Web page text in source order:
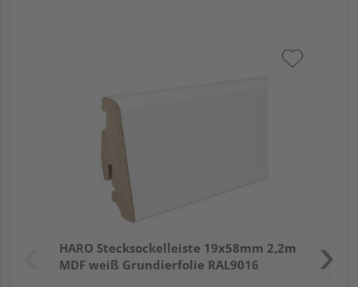
HARO Stecksockelleiste 19x58mm 2,2m
MDF weiß Grundierfolie RAL9016